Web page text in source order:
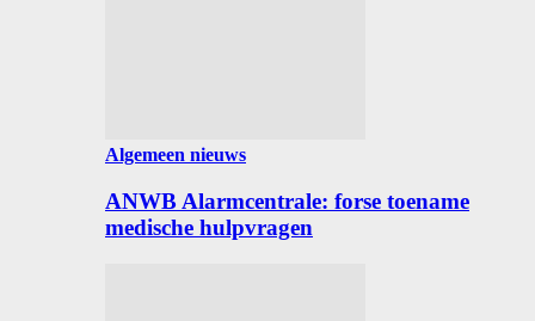
Algemeen nieuws
ANWB Alarmcentrale: forse toename
medische hulpvragen